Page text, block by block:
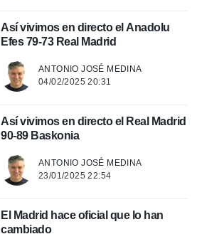
Así vivimos en directo el Anadolu
Efes 79-73 Real Madrid
ANTONIO JOSÉ MEDINA
04/02/2025 20:31
Así vivimos en directo el Real Madrid
90-89 Baskonia
ANTONIO JOSÉ MEDINA
23/01/2025 22:54
El Madrid hace oficial que lo han
cambiado